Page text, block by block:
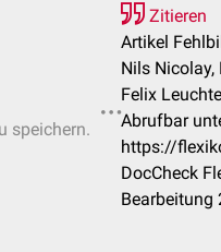
speichern.
Zitieren
Artikel
Nils Nicolay,
Felix
Abrufbar
https://
DocCheck
Bearbeitung